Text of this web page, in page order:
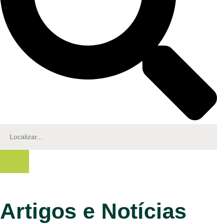
Artigos e Notícias